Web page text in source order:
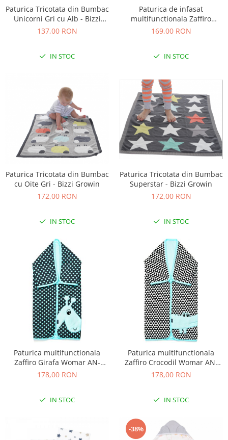
Paturica Tricotata din Bumbac
Unicorni Gri cu Alb - Bizzi
Growin
137,00 RON
IN STOC
Paturica de infasat
multifunctionala Zaffiro
Crocodil Womar AN-BWZF-
169,00 RON
IN STOC
Paturica Tricotata din Bumbac
cu Oite Gri - Bizzi Growin
172,00 RON
IN STOC
Paturica Tricotata din Bumbac
Superstar - Bizzi Growin
172,00 RON
IN STOC
Paturica multifunctionala
Zaffiro Girafa Womar AN-
OWZF-04GR
178,00 RON
IN STOC
Paturica multifunctionala
Zaffiro Crocodil Womar AN-
OWZF-04CR
178,00 RON
IN STOC
-38%